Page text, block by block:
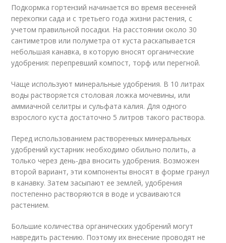
Подкормка гортензий начинается во время весенней
перекопки сада и с третьего года жизни растения, с
учетом правильной посадки. На расстоянии около 30
сантиметров или полуметра от куста раскапывается
небольшая канавка, в которую вносят органические
удобрения: перепревший компост, торф или перегной.
Чаще используют минеральные удобрения. В 10 литрах
воды растворяется столовая ложка мочевины, или
аммиачной селитры и сульфата калия. Для одного
взрослого куста достаточно 5 литров такого раствора.
Перед использованием растворенных минеральных
удобрений кустарник необходимо обильно полить, а
только через день-два вносить удобрения. Возможен
второй вариант, эти компоненты вносят в форме гранул
в канавку. Затем засыпают ее землей, удобрения
постепенно растворяются в воде и усваиваются
растением.
Большие количества органических удобрений могут
навредить растению. Поэтому их внесение проводят не